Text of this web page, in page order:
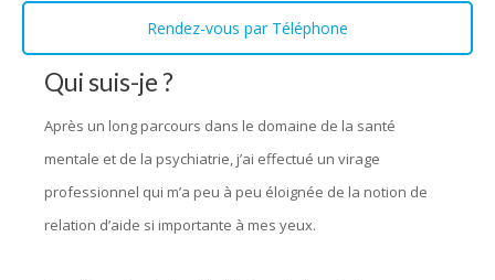
Qui suis-je ?
Après un long parcours dans le domaine de la santé
mentale et de la psychiatrie, j’ai effectué un virage
professionnel qui m’a peu à peu éloignée de la notion de
relation d’aide si importante à mes yeux.
Rendez-vous par Téléphone